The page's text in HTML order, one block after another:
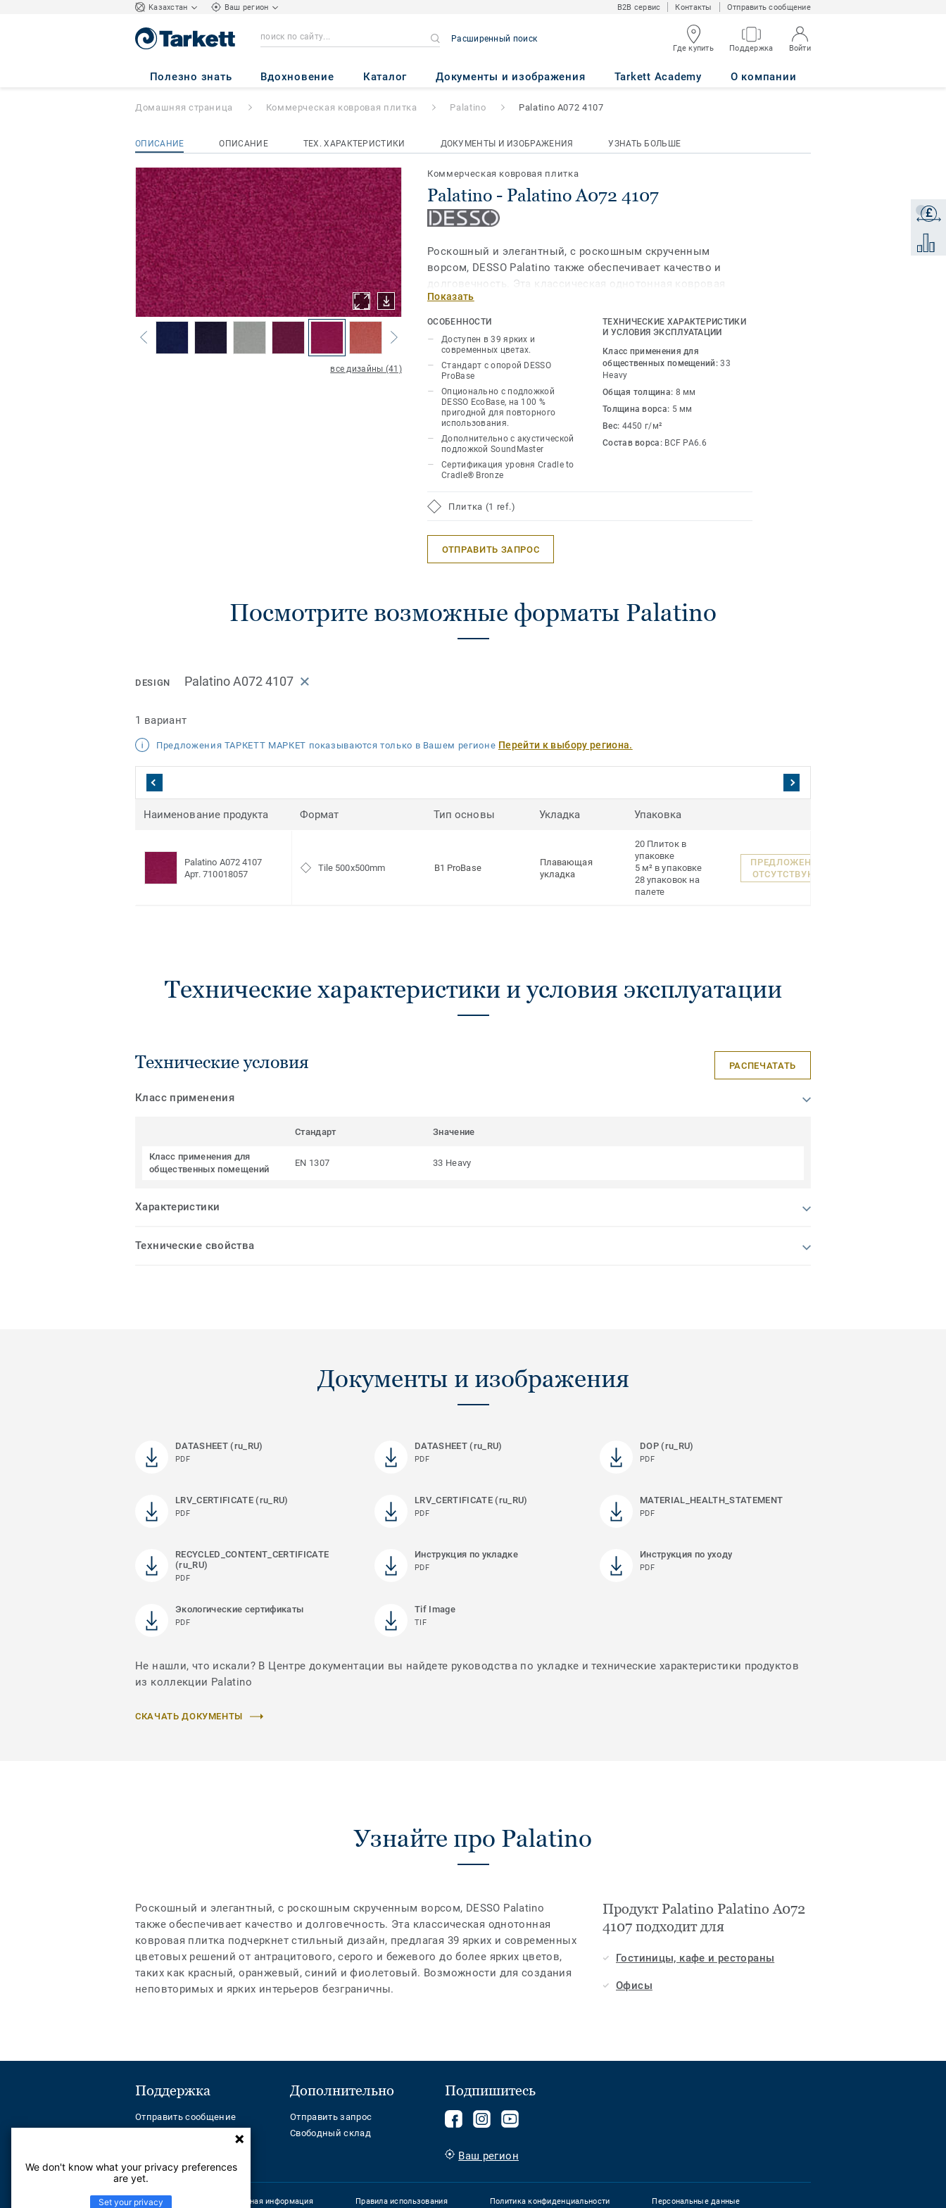
Kазахстан Ваш регион B2B сервис Контакты Отправить сообщение
Расширенный поиск
Где купить Поддержка Войти
Полезно знать Вдохновение Каталог Документы и изображения Tarkett Academy О компании
Palatino - Palatino A072 4107
£
Домашняя страница Коммерческая ковровая плитка Palatino Palatino A072 4107
ОПИСАНИЕ ОПИСАНИЕ ТЕХ. ХАРАКТЕРИСТИКИ ДОКУМЕНТЫ И ИЗОБРАЖЕНИЯ УЗНАТЬ БОЛЬШЕ
все дизайны (41)
Коммерческая ковровая плитка
Palatino - Palatino A072 4107
Роскошный и элегантный, с роскошным скрученным
ворсом, DESSO Palatino также обеспечивает качество и
долговечность. Эта классическая однотонная ковровая
плитка подчеркнет стильный дизайн, предлагая 39 ярких и
современных цветовых решений от антрацитового, серого и
бежевого до более ярких цветов, таких как красный,
оранжевый, синий и фиолетовый. Возможности для
создания неповторимых и ярких интерьеров безграничны.
Показать
ОСОБЕННОСТИ
Доступен в 39 ярких и
современных цветах.
Стандарт с опорой DESSO
ProBase
Опционально с подложкой
DESSO EcoBase, на 100 %
пригодной для повторного
использования.
Дополнительно с акустической
подложкой SoundMaster
Сертификация уровня Cradle to
Cradle® Bronze
ТЕХНИЧЕСКИЕ ХАРАКТЕРИСТИКИ
И УСЛОВИЯ ЭКСПЛУАТАЦИИ
Класс применения для
общественных помещений:33
Heavy
Общая толщина: 8 мм
Толщина ворса: 5 мм
Вес: 4450 г/м²
Состав ворса: BCF PA6.6
Плитка (1 ref.)
ОТПРАВИТЬ ЗАПРОС
Посмотрите возможные форматы Palatino
DESIGN Palatino A072 4107
1 вариант
Предложения ТАРКЕТТ МАРКЕТ показываются только в Вашем регионе Перейти к выбору региона.
Наименование продукта Формат Тип основы Укладка Упаковка
Palatino A072 4107
Арт. 710018057
Tile 500x500mm B1 ProBase
Плавающая
укладка
20 Плиток в
упаковке
5 м² в упаковке
28 упаковок на
палете
ПРЕДЛОЖЕНИЯ
ОТСУТСТВУЮТ
Технические характеристики и условия эксплуатации
Технические условия РАСПЕЧАТАТЬ
Класс применения
Стандарт Значение
Класс применения для
общественных помещений
EN 1307 33 Heavy
Характеристики
Технические свойства
Документы и изображения
DATASHEET (ru_RU)
PDF
DATASHEET (ru_RU)
PDF
DOP (ru_RU)
PDF
LRV_CERTIFICATE (ru_RU)
PDF
LRV_CERTIFICATE (ru_RU)
PDF
MATERIAL_HEALTH_STATEMENT
PDF
RECYCLED_CONTENT_CERTIFICATE
(ru_RU)
PDF
Инструкция по укладке
PDF
Инструкция по уходу
PDF
Экологические сертификаты
PDF
Tif Image
TIF
Не нашли, что искали? В Центре документации вы найдете руководства по укладке и технические характеристики продуктов
из коллекции Palatino
СКАЧАТЬ ДОКУМЕНТЫ
Узнайте про Palatino
Роскошный и элегантный, с роскошным скрученным ворсом, DESSO Palatino
также обеспечивает качество и долговечность. Эта классическая однотонная
ковровая плитка подчеркнет стильный дизайн, предлагая 39 ярких и современных
цветовых решений от антрацитового, серого и бежевого до более ярких цветов,
таких как красный, оранжевый, синий и фиолетовый. Возможности для создания
неповторимых и ярких интерьеров безграничны.
Продукт Palatino Palatino A072
4107 подходит для
Гостиницы, кафе и рестораны
Офисы
Поддержка
Отправить сообщение
Help Center
Дополнительно
Отправить запрос
Свободный склад
Подпишитесь
Подписывайтесь
нас
components.footer.tarkett_social_instagram
Follow
Ваш регион
Корпоративная информация Правила использования Политика конфиденциальности Персональные данные
We don't know what your privacy preferences
are yet.
Set your privacy